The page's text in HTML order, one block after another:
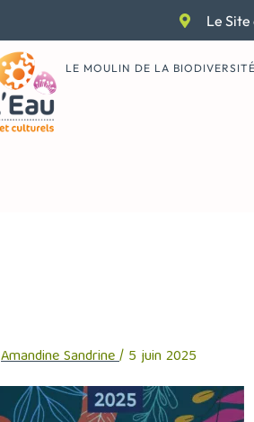
Le Site
LE MOULIN DE LA BIODIVERSITÉ
Amandine Sandrine/ 5 juin 2025